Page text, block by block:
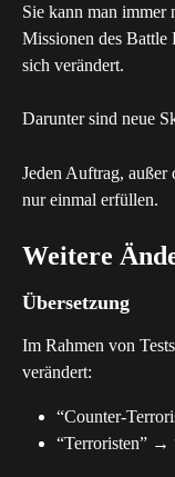
Sie kann man immer
Missionen des Battle
sich verändert.
Darunter sind neue
Jeden Auftrag, außer
nur einmal erfüllen.
Weitere
Übersetzung
Im Rahmen von
verändert:
“Counter-
“Terroristen” →